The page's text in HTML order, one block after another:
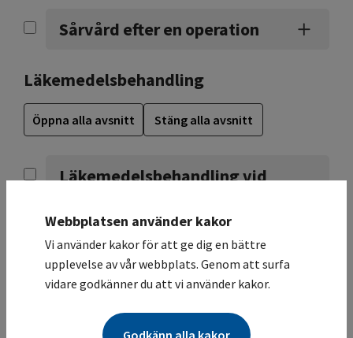
Sårvård efter en operation
Läkemedelsbehandling
Öppna alla avsnitt Stäng alla avsnitt
Läkemedelsbehandling vid
Cytostatikabehandling
Behandling mot illamående
Webbplatsen använder kakor
Vi använder kakor för att ge dig en bättre
upplevelse av vår webbplats. Genom att surfa
vidare godkänner du att vi använder kakor.
Godkänn alla kakor